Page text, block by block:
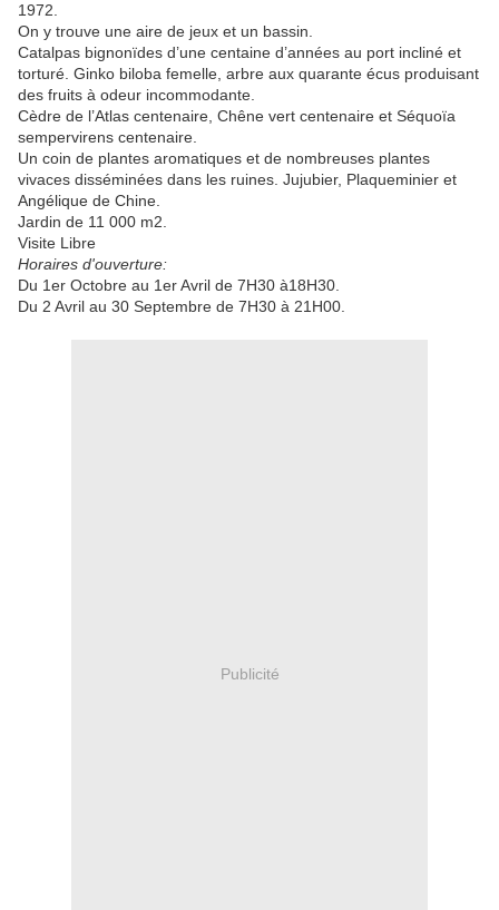
1972.
On y trouve une aire de jeux et un bassin.
Catalpas bignonïdes d’une centaine d’années au port incliné et
torturé. Ginko biloba femelle, arbre aux quarante écus produisant
des fruits à odeur incommodante.
Cèdre de l’Atlas centenaire, Chêne vert centenaire et Séquoïa
sempervirens centenaire.
Un coin de plantes aromatiques et de nombreuses plantes
vivaces disséminées dans les ruines. Jujubier, Plaqueminier et
Angélique de Chine.
Jardin de 11 000 m2.
Visite Libre
Horaires d'ouverture:
Du 1er Octobre au 1er Avril de 7H30 à18H30.
Du 2 Avril au 30 Septembre de 7H30 à 21H00.
Publicité